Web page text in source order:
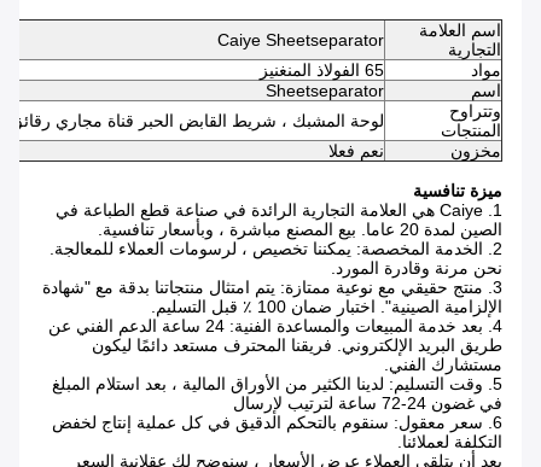
اسم العلامة
التجارية
Caiye Sheetseparator
مواد
65 الفولاذ المنغنيز
اسم
Sheetseparator
وتتراوح
المنتجات
لوحة المشبك ، شريط القابض الحبر قناة مجاري
مخزون
نعم فعلا
ميزة تنافسية
1. Caiye هي العلامة التجارية الرائدة في صناعة قطع الطباعة في
الصين لمدة 20 عاما.
بيع المصنع مباشرة ، وبأسعار تنافسية.
2. الخدمة المخصصة: يمكننا تخصيص ، لرسومات العملاء للمعالجة.
نحن مرنة وقادرة المورد.
3. منتج حقيقي مع نوعية ممتازة: يتم امتثال منتجاتنا بدقة مع "شهادة
الإلزامية الصينية". اختبار ضمان 100 ٪ قبل التسليم.
4. بعد خدمة المبيعات والمساعدة الفنية: 24 ساعة الدعم الفني عن
طريق البريد الإلكتروني. فريقنا المحترف مستعد دائمًا ليكون
مستشارك الفني.
5. وقت التسليم: لدينا الكثير من الأوراق المالية ، بعد استلام المبلغ
في غضون 24-72 ساعة لترتيب لإرسال
6. سعر معقول: سنقوم بالتحكم الدقيق في كل عملية إنتاج لخفض
التكلفة لعملائنا.
بعد أن يتلقى العملاء عرض الأسعار ، سنوضح لك عقلانية السعر